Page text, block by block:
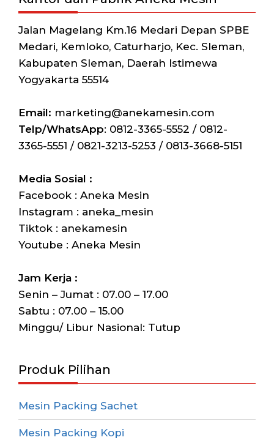
Jalan Magelang Km.16 Medari Depan SPBE
Medari, Kemloko, Caturharjo, Kec. Sleman,
Kabupaten Sleman, Daerah Istimewa
Yogyakarta 55514
Email: marketing@anekamesin.com
Telp/WhatsApp: 0812-3365-5552 / 0812-
3365-5551 / 0821-3213-5253 / 0813-3668-5151
Media Sosial :
Facebook : Aneka Mesin
Instagram : aneka_mesin
Tiktok : anekamesin
Youtube : Aneka Mesin
Jam Kerja :
Senin – Jumat : 07.00 – 17.00
Sabtu : 07.00 – 15.00
Minggu/ Libur Nasional: Tutup
Produk Pilihan
Mesin Packing Sachet
Mesin Packing Kopi